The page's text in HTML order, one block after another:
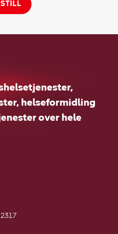
helseformidling
over hele